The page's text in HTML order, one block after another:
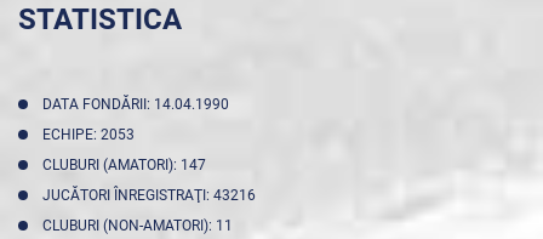
STATISTICA
DATA FONDĂRII: 14.04.1990
ECHIPE: 2053
CLUBURI (AMATORI): 147
JUCĂTORI ÎNREGISTRAŢI: 43216
CLUBURI (NON-AMATORI): 11